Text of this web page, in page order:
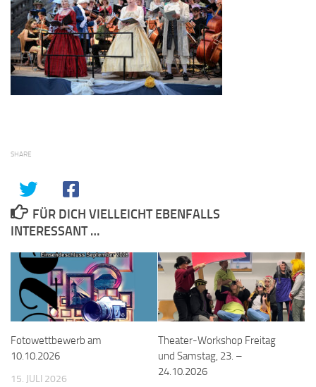
SHARE
FÜR DICH VIELLEICHT EBENFALLS
INTERESSANT …
Fotowettbewerb am
10.10.2026
15. JULI 2026
Theater-Workshop Freitag
und Samstag, 23. –
24.10.2026